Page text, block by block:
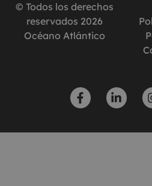
© Todos los derechos
reservados 2026
Océano Atlántico